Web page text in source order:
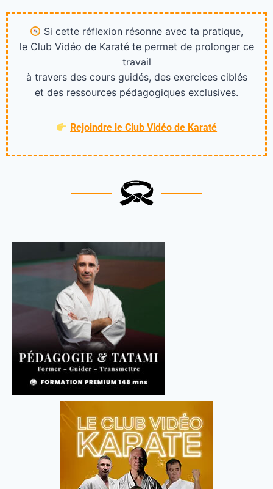
Si cette réflexion résonne avec ta pratique,
le Club Vidéo de Karaté te permet de prolonger ce
travail
à travers des cours guidés, des exercices ciblés
et des ressources pédagogiques exclusives.
Rejoindre le Club Vidéo de Karaté